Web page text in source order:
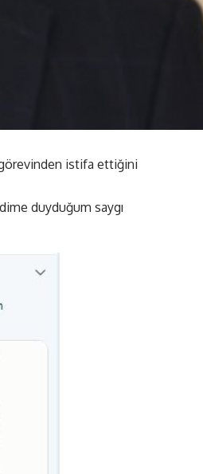
görevinden istifa ettiğini
duyduğum saygı